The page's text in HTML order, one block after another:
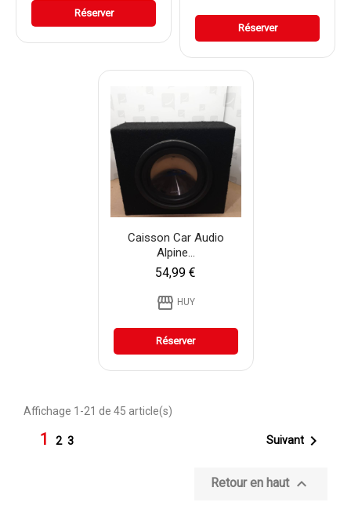
Réserver
Réserver
Caisson Car Audio
Alpine...
54,99 €
storefront HUY
Réserver
Affichage 1-21 de 45 article(s)
1 2 3 Suivant 
Retour en haut 